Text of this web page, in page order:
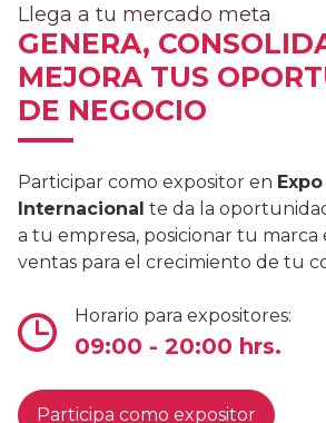
Llega a tu mercado meta
GENERA,
MEJORA TUS
DE NEGOCIO
Participar como expositor en
Internacional te da la
a tu empresa, posicionar tu
ventas para el crecimiento de tu
Horario para expositores:
09:00 - 20:00 hrs.
Participa como expositor